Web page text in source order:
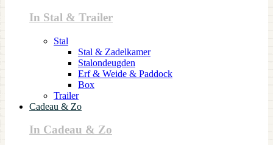
In Stal & Trailer
Stal
Stal & Zadelkamer
Stalondeugden
Erf & Weide & Paddock
Box
Trailer
Cadeau & Zo
In Cadeau & Zo